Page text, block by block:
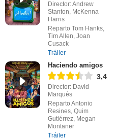
Director: Andrew
Stanton, McKenna
Harris
Reparto Tom Hanks,
Tim Allen, Joan
Cusack
Tráiler
Haciendo amigos
3,4
Director: David
Marqués
Reparto Antonio
Resines, Quim
Gutiérrez, Megan
Montaner
Tráiler